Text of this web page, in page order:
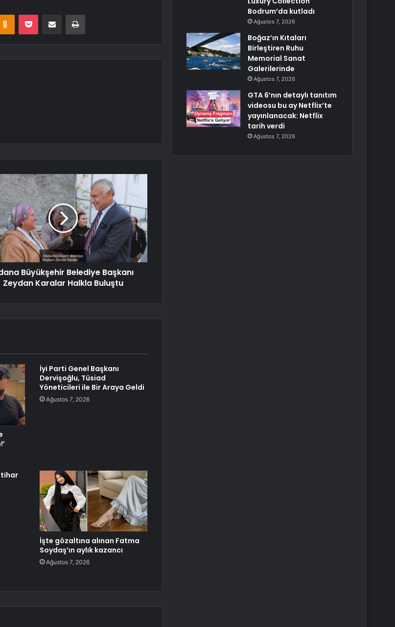
Odnoklassniki
Pocket E-Posta ile paylaş Yazdır
Büyükşehir Belediye Başkanı
Zeydan Karalar Halkla Buluştu
İyi Parti Genel Başkanı
Dervişoğlu, Tüsiad
Yöneticileri ile Bir Araya Geldi
Ağustos 7, 2026
İşte gözaltına alınan Fatma
Soydaş’ın aylık kazancı
Ağustos 7, 2026
Bodrum’da kutladı
Ağustos 7, 2026
Boğaz’ın Kıtaları
Birleştiren Ruhu
Memorial Sanat
Galerilerinde
Ağustos 7, 2026
GTA 6’nın detaylı tanıtım
videosu bu ay Netflix’te
yayınlanacak: Netflix
tarih verdi
Ağustos 7, 2026